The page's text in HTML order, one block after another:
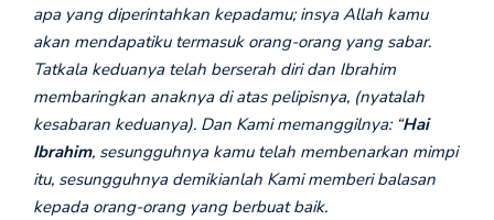
apa yang diperintahkan kepadamu; insya Allah kamu
akan mendapatiku termasuk orang-orang yang sabar.
Tatkala keduanya telah berserah diri dan Ibrahim
membaringkan anaknya di atas pelipisnya, (nyatalah
kesabaran keduanya). Dan Kami memanggilnya: “Hai
Ibrahim, sesungguhnya kamu telah membenarkan mimpi
itu, sesungguhnya demikianlah Kami memberi balasan
kepada orang-orang yang berbuat baik.